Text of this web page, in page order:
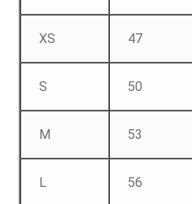
XS 47
S 50
M 53
L 56